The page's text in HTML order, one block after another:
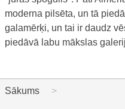
moderna pilsēta, un tā
galamērķi, un tai ir daudz
piedāvā labu mākslas
Sākums